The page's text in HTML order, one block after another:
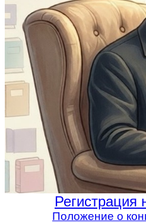
Регистрация
Положение о